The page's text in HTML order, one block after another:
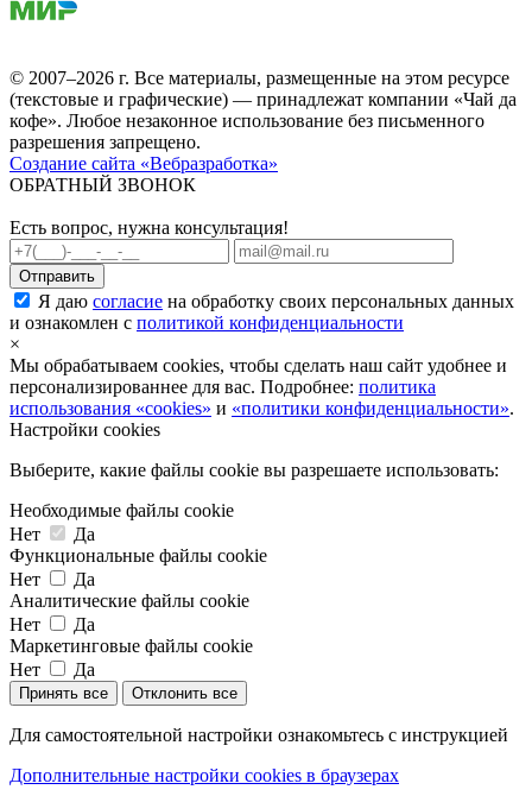
© 2007–2026 г. Все материалы, размещенные на этом ресурсе
(текстовые и графические) — принадлежат компании «Чай да
кофе». Любое незаконное использование без письменного
разрешения запрещено.
Создание сайта «Вебразработка»
ОБРАТНЫЙ ЗВОНОК
Есть вопрос, нужна консультация!
Я даю согласие на обработку своих персональных данных
и ознакомлен с политикой конфиденциальности
×
Мы обрабатываем cookies, чтобы сделать наш сайт удобнее и
персонализированнее для вас. Подробнее: политика
использования «cookies» и «политики конфиденциальности».
Настройки cookies
Выберите, какие файлы cookie вы разрешаете использовать:
Необходимые файлы cookie
Нет
Да
Функциональные файлы cookie
Нет
Да
Аналитические файлы cookie
Нет
Да
Маркетинговые файлы cookie
Нет
Да
Принять все Отклонить все
Для самостоятельной настройки ознакомьтесь с инструкцией
Дополнительные настройки cookies в браузерах